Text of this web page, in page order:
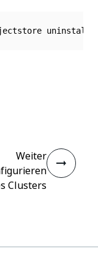
uninstall
Weiter
Clusters